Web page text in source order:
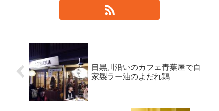
目黒川沿いのカフェ青葉屋で自
家製ラー油のよだれ鶏